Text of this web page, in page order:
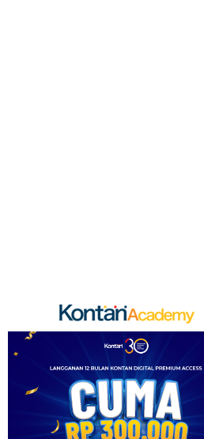
Didatangi Petugas
Mulai Tahun Depan
10
Hashim Ungkap
Kekhawatiran Investor
soal Arah Kebijakan
Pemerintahan